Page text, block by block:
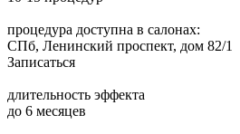
процедура доступна в салонах:
СПб, Ленинский проспект, дом 82/1
Записаться
длительность эффекта
до 6 месяцев